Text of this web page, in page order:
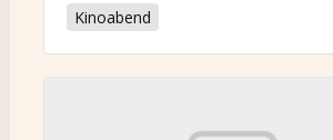
Kinoabend